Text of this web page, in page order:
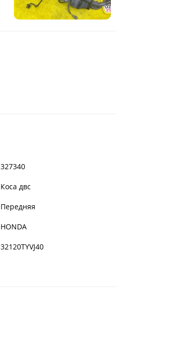
327340
Коса двс
Передняя
HONDA
32120TYVJ40